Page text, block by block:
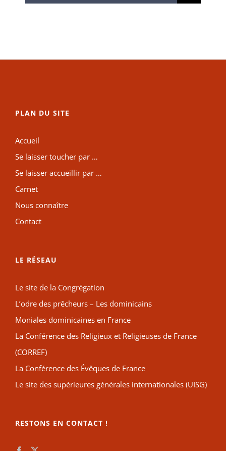
PLAN DU SITE
Accueil
Se laisser toucher par …
Se laisser accueillir par …
Carnet
Nous connaître
Contact
LE RÉSEAU
Le site de la Congrégation
L’odre des prêcheurs – Les dominicains
Moniales dominicaines en France
La Conférence des Religieux et Religieuses de France
(CORREF)
La Conférence des Évêques de France
Le site des supérieures générales internationales (UISG)
RESTONS EN CONTACT !